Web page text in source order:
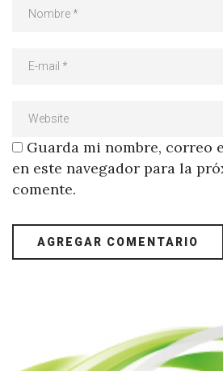
Guarda mi nombre, correo
en este navegador para la
comente.